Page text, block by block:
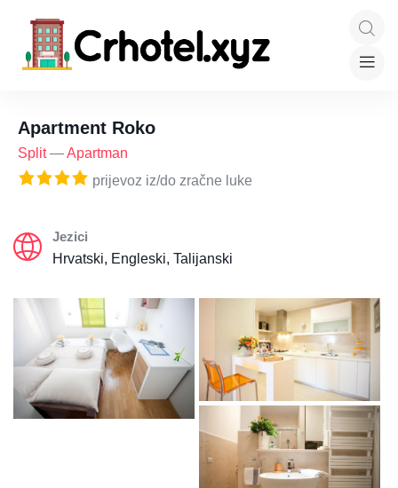
Apartment Roko
Split—Apartman
prijevoz iz/do zračne luke
Jezici
Hrvatski, Engleski, Talijanski